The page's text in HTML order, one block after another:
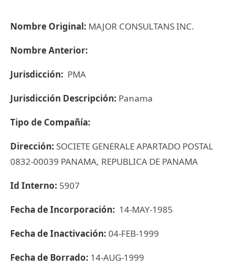
Nombre Original: MAJOR CONSULTANS INC.
Nombre Anterior:
Jurisdicción: PMA
Jurisdicción Descripción: Panama
Tipo de Compañía:
Dirección: SOCIETE GENERALE APARTADO POSTAL
0832-00039 PANAMA, REPUBLICA DE PANAMA
Id Interno: 5907
Fecha de Incorporación: 14-MAY-1985
Fecha de Inactivación: 04-FEB-1999
Fecha de Borrado: 14-AUG-1999